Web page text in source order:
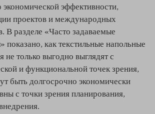
экономической эффективности,
проектов и международных
В разделе «Часто задаваемые
показано, как текстильные напольные
не только выгодно выглядят с
и функциональной точек зрения,
быть долгосрочно экономически
с точки зрения планирования,